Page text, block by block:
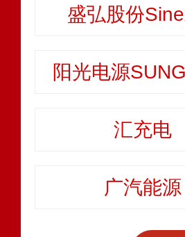
盛弘股份
阳光电源
汇充电
广汽能源